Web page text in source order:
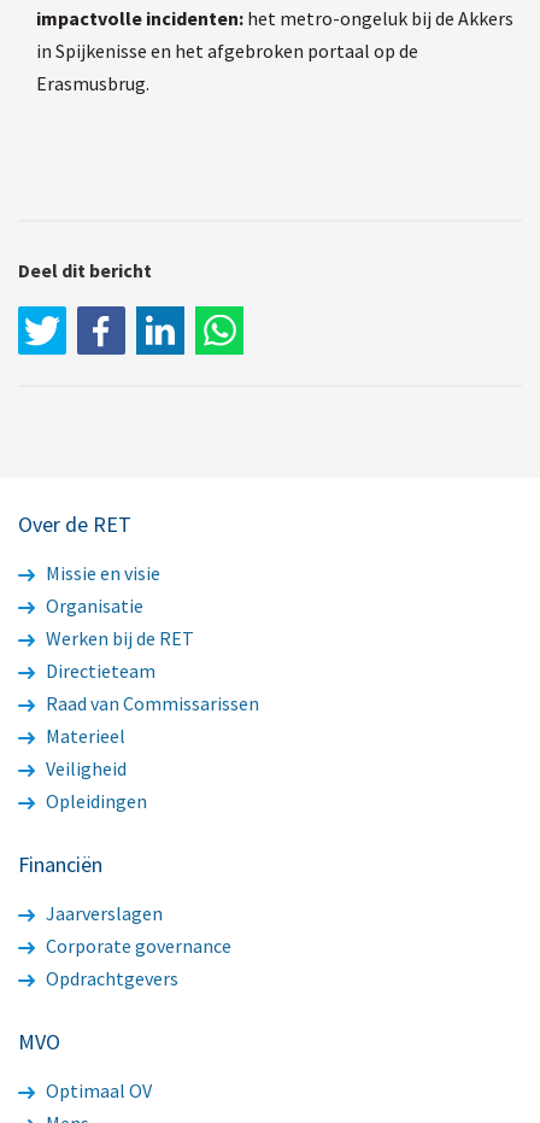
impactvolle incidenten: het metro-ongeluk bij de Akkers
in Spijkenisse en het afgebroken portaal op de
Erasmusbrug.
Deel dit bericht
LinkedIn
Over de RET
Missie en visie
Organisatie
Werken bij de RET
Directieteam
Raad van Commissarissen
Materieel
Veiligheid
Opleidingen
Financiën
Jaarverslagen
Corporate governance
Opdrachtgevers
MVO
Optimaal OV